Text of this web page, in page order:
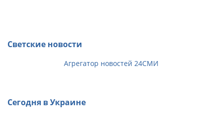
Светские новости
Агрегатор новостей 24СМИ
Сегодня в Украине